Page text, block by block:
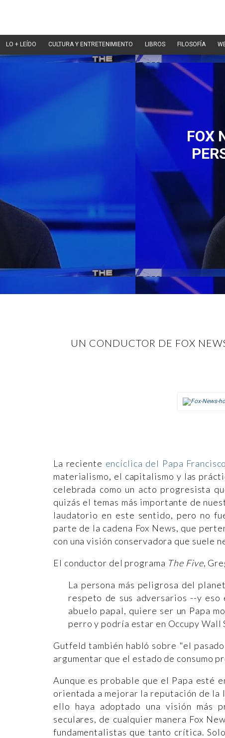
LO + LEÍDO CULTURA Y ENTRETENIMIENTO LIBROS FILOSOFÍA
FOX
UN CONDUCTOR DE FOX
La reciente encíclica del Papa Francisco
materialismo, el capitalismo y las
celebrada como un acto progresista
quizás el temas más importante de
laudatorio en este sentido, pero no
parte de la cadena Fox News, que
con una visión conservadora que suele
El conductor del programa The Five,
La persona más peligrosa del
respeto de sus adversarios --y
abuelo papal, quiere ser un Papa
perro y podría estar en Occupy Wall
Gutfeld también habló sobre "el
argumentar que el estado de consumo
Aunque es probable que el Papa esté
orientada a mejorar la reputación de la
ello haya adoptado una visión más
seculares, de cualquier manera Fox
fundamentalistas que tanto crítica.